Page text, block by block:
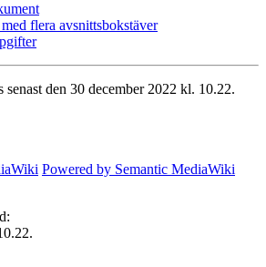
flera avsnittsbokstäver
senast den 30 december 2022 kl. 10.22.
Powered by Semantic MediaWiki